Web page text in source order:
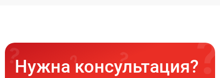
Нужна консультация?